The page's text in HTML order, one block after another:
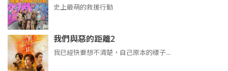
史上最萌的救援行動
我們與惡的距離2
我已經快要想不清楚，自己原本的樣子...